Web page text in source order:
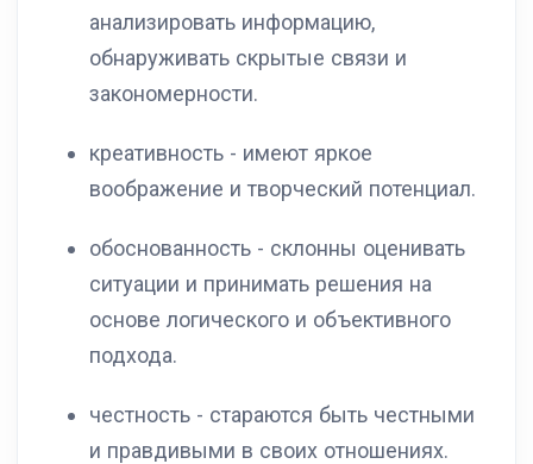
анализировать информацию,
обнаруживать скрытые связи и
закономерности.
креативность - имеют яркое
воображение и творческий потенциал.
обоснованность - склонны оценивать
ситуации и принимать решения на
основе логического и объективного
подхода.
честность - стараются быть честными
и правдивыми в своих отношениях.